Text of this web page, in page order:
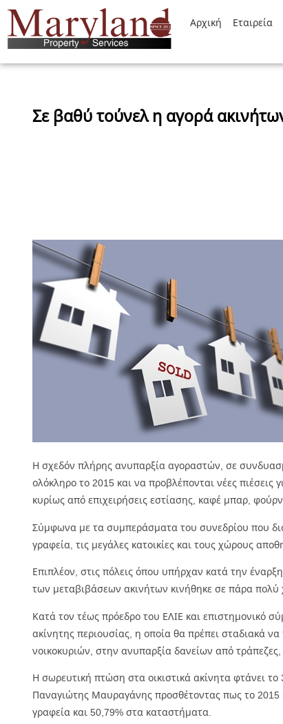
Αρχική Εταιρεία
Σε βαθύ τούνελ η αγορά
Η σχεδόν πλήρης ανυπαρξία αγοραστών, σε
ολόκληρο το 2015 και να προβλέπονται νέες πιέσεις
κυρίως από επιχειρήσεις εστίασης, καφέ μπαρ,
Σύμφωνα με τα συμπεράσματα του συνεδρίου που
γραφεία, τις μεγάλες κατοικίες και τους χώρους
Επιπλέον, στις πόλεις όπου υπήρχαν κατά την
των μεταβιβάσεων ακινήτων κινήθηκε σε πάρα πολύ
Κατά τον τέως πρόεδρο του ΕΛΙΕ και επιστημονικό
ακίνητης περιουσίας, η οποία θα πρέπει σταδιακά
νοικοκυριών, στην ανυπαρξία δανείων από
Η σωρευτική πτώση στα οικιστικά ακίνητα φτάνει
Παναγιώτης Μαυραγάνης προσθέτοντας πως το 2015
γραφεία και 50,79% στα καταστήματα.